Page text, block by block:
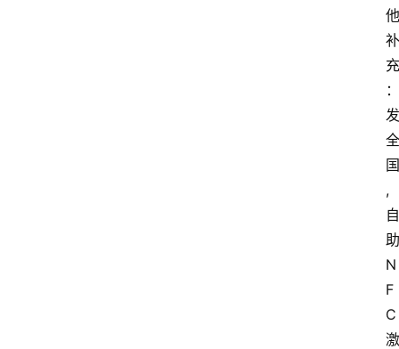
他
补
充
：
发
全
国
,
自
助
N
F
C
激